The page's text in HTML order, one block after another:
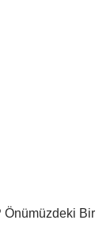
Önümüzdeki Bir